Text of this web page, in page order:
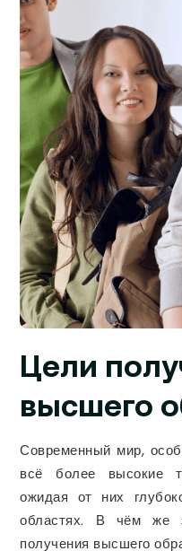
Цели
высшего
Современный мир,
всё более высокие
ожидая от них
областях. В чём же
получения высшего